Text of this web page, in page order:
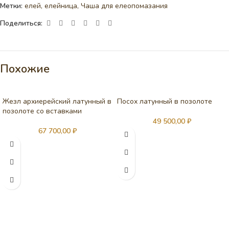
Метки: елей, елейница, Чаша для елеопомазания
Поделиться:
Похожие
Жезл архиерейский латунный в
позолоте со вставками
67 700,00 ₽
Посох латунный в позолоте
49 500,00 ₽